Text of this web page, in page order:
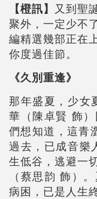
【橙訊】 又到聖
聚外，一定少不
編精選幾部正在
你度過佳節。
《久別重逢》
那年盛夏，少女
華（陳卓賢 飾
們想知道，這青
過去，已成音樂
生低谷，逃避一
（蔡思韵 飾）
病困，已是人生